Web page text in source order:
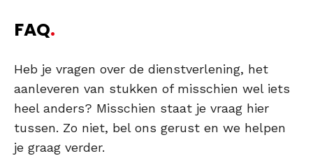
FAQ.
Heb je vragen over de dienstverlening, het
aanleveren van stukken of misschien wel iets
heel anders? Misschien staat je vraag hier
tussen. Zo niet, bel ons gerust en we helpen
je graag verder.